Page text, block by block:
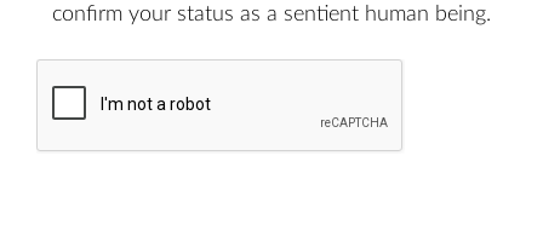
confirm your status as a sentient human being.